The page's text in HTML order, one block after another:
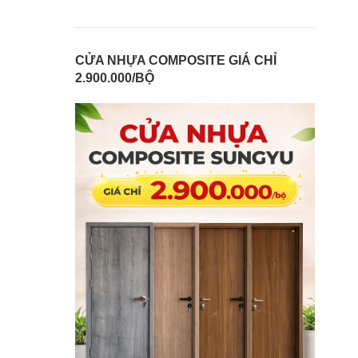
CỬA NHỰA COMPOSITE GIÁ CHỈ
2.900.000/BỘ